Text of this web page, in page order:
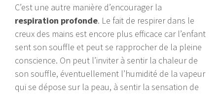
C’est une autre manière d’encourager la
respiration profonde. Le fait de respirer dans le
creux des mains est encore plus efficace car l’enfant
sent son souffle et peut se rapprocher de la pleine
conscience. On peut l’inviter à sentir la chaleur de
son souffle, éventuellement l’humidité de la vapeur
qui se dépose sur la peau, à sentir la sensation de